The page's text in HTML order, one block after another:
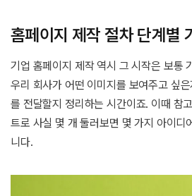
홈페이지 제작 절차 단계별
기업 홈페이지 제작 역시 그 시작은 보통
우리 회사가 어떤 이미지를 보여주고 싶
를 전달할지 정리하는 시간이죠. 이때 참
트로 사실 몇 개 둘러보면 몇 가지 아이디
니다.